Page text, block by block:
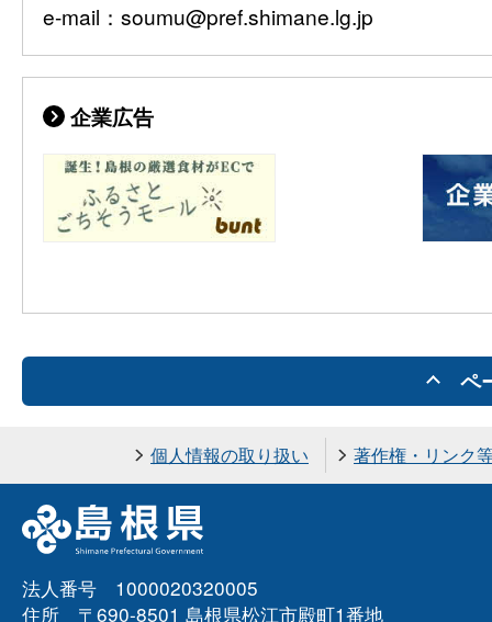
e-mail：soumu@pref.shimane.lg.jp
企業広告
ペ
個人情報の取り扱い 著作権・リンク
法人番号 1000020320005
住所 〒690-8501 島根県松江市殿町1番地